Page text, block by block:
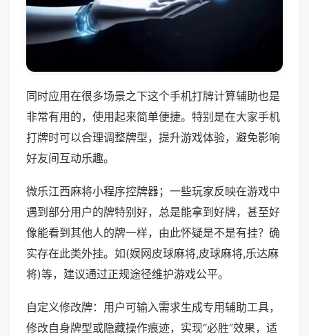
同时应用在很多场景之下这个手机打牌计算辅助也是
非常有用的，使用起来简单便捷。特别是在大家手机
打牌时可以合理调整牌型，提升游戏体验，避免影响
好友间互动乐趣。
微乐江西麻将小程序控牌器；一些玩家反映在游戏中
遇到部分用户的牌特别好，总是能拿到好牌，甚至好
像能看到其他人的牌一样，由此怀疑是不是有挂？确
实存在此类外挂。如(娱网皮球麻将,皮球麻将,乐达麻
将)等，建议通过正规途径维护游戏公平。
自定义修改牌：用户可输入需求生成专用辅助工具，
修改自身牌型或隐藏操作痕迹，实现“必胜”效果，适